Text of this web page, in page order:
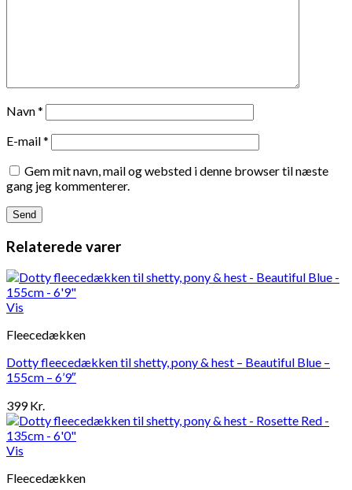
Navn*
E-mail*
Gem mit navn, mail og websted i denne browser til næste
gang jeg kommenterer.
Relaterede varer
Vis
Fleecedækken
Dotty fleecedækken til shetty, pony & hest – Beautiful Blue –
155cm – 6’9″
399Kr.
Vis
Fleecedækken